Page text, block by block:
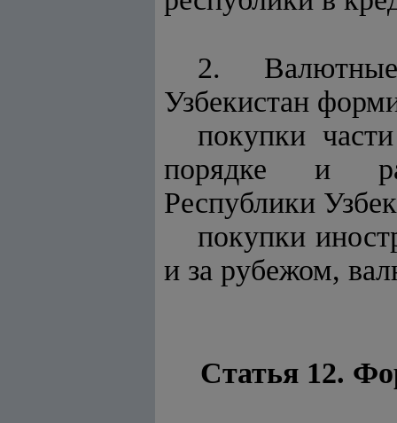
2. Валютные
Узбекистан
покупки
порядке и
Республики
покупки
и за рубежом,
Статья 12.